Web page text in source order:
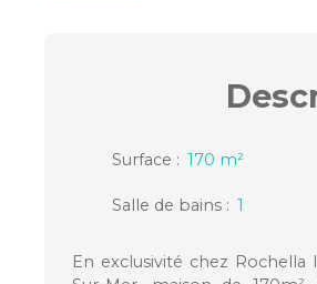
Surface : 170 m²
Salle de bains : 1
En exclusivité chez